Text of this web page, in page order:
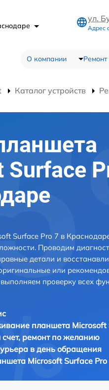
ул.
Адрес
О компании Ремонт
Каталог устройств
Surface Pro 7 в
Проводим
детали и
или
проверку всех
планшета Microsoft
ремонт по желанию
в день обращения
Microsoft Surface Pro